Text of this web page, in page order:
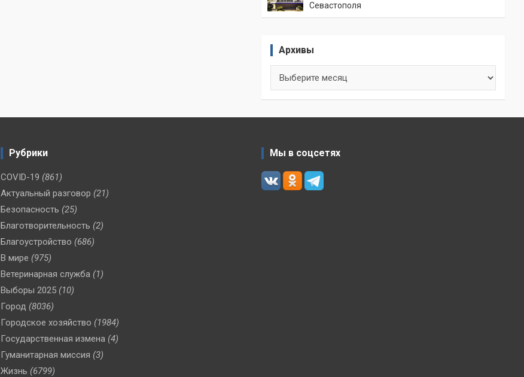
Севастополя
Архивы
Рубрики
COVID-19 (861)
Актуальный разговор (21)
Безопасность (25)
Благотворительность (2)
Благоустройство (686)
В мире (975)
Ветеринарная служба (1)
Выборы 2025 (10)
Город (8036)
Городское хозяйство (1984)
Государственная измена (4)
Гуманитарная миссия (3)
Жизнь (6799)
Мы в соцсетях